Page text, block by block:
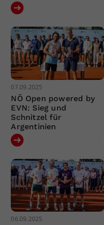
07.09.2025
NÖ Open powered by
EVN: Sieg und
Schnitzel für
Argentinien
06.09.2025